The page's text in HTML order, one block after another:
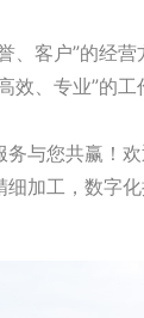
、客户”的经营
效、专业”的工
与您共赢！欢
加工，数字